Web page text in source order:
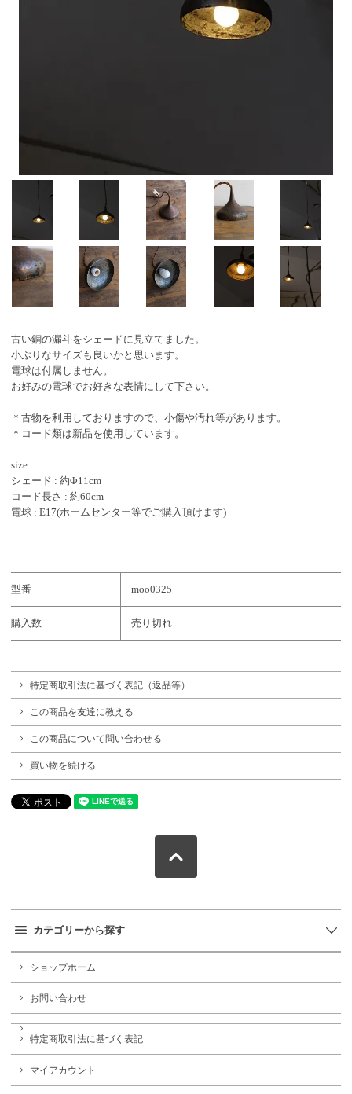
古い銅の漏斗をシェードに見立てました。
小ぶりなサイズも良いかと思います。
電球は付属しません。
お好みの電球でお好きな表情にして下さい。
＊古物を利用しておりますので、小傷や汚れ等があります。
＊コード類は新品を使用しています。
size
シェード : 約Φ11cm
コード長さ : 約60cm
電球 : E17(ホームセンター等でご購入頂けます)
型番 moo0325
購入数 売り切れ
特定商取引法に基づく表記（返品等）
この商品を友達に教える
この商品について問い合わせる
買い物を続ける
カテゴリーから探す
ショップホーム
お問い合わせ
特定商取引法に基づく表記
マイアカウント